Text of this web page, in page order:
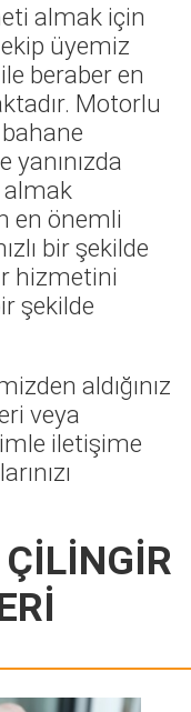
almak için
ekip üyemiz
beraber en
Motorlu
yanınızda
almak
en önemli
bir şekilde
hizmetini
şekilde
aldığınız
veya
iletişime